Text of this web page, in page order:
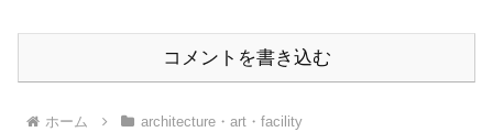
コメントを書き込む
ホーム architecture・art・facility